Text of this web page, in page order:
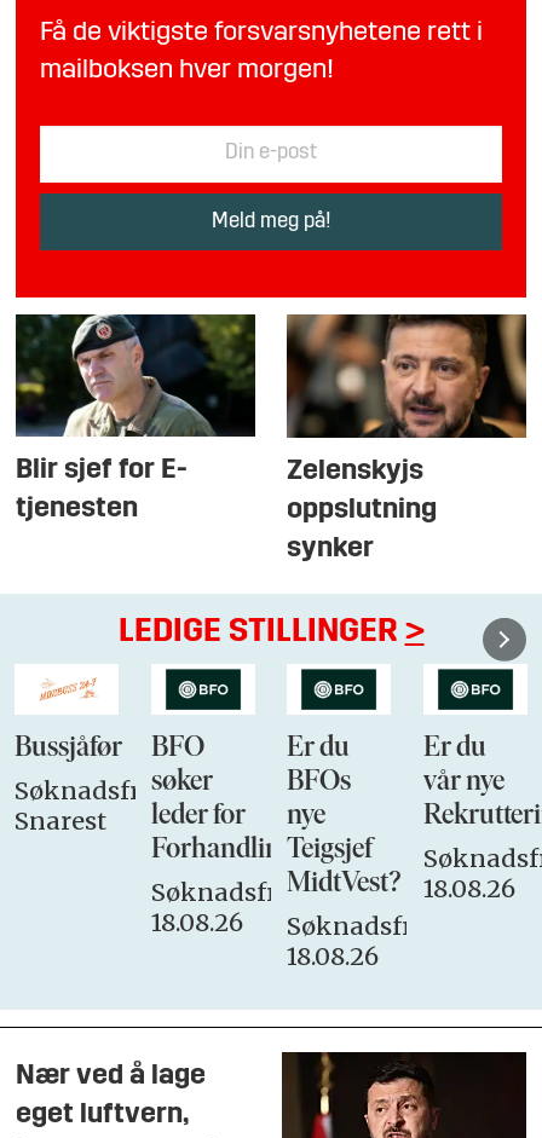
Få de viktigste forsvarsnyhetene rett i
mailboksen hver morgen!
Blir sjef for E-
tjenesten
Zelenskyjs
oppslutning
synker
LEDIGE STILLINGER >
Bussjåfør
Søknadsfrist:
Snarest
BFO
søker
leder for
Forhandlingsutvalget
Søknadsfrist:
18.08.26
Er du
BFOs
nye
Teigsjef
MidtVest?
Søknadsfrist:
18.08.26
Er du
vår nye
18.08.26
Nær ved å lage
eget luftvern,